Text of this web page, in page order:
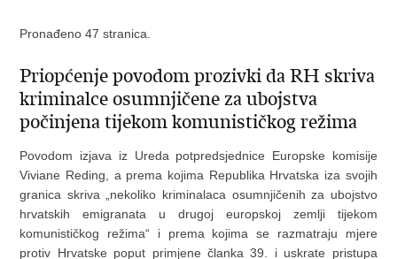
Pronađeno 47 stranica.
Priopćenje povodom prozivki da RH skriva
kriminalce osumnjičene za ubojstva
počinjena tijekom komunističkog režima
Povodom izjava iz Ureda potpredsjednice Europske komisije
Viviane Reding, a prema kojima Republika Hrvatska iza svojih
granica skriva „nekoliko kriminalaca osumnjičenih za ubojstvo
hrvatskih emigranata u drugoj europskoj zemlji tijekom
komunističkog režima“ i prema kojima se razmatraju mjere
protiv Hrvatske poput primjene članka 39. i uskrate pristupa